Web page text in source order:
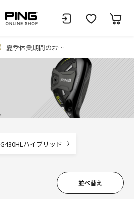
夏季休業期間のお知らせ
G430HLハイブリッド
並べ替え